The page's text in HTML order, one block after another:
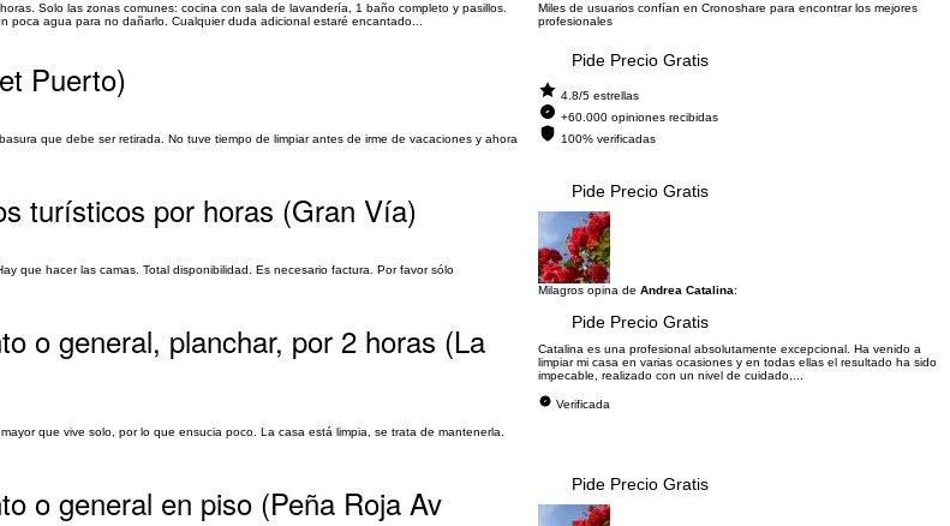
Solo las zonas comunes: cocina con sala de lavandería, 1 baño completo y pasillos.
agua para no dañarlo. Cualquier duda adicional estaré encantado...
Puerto)
que debe ser retirada. No tuve tiempo de limpiar antes de irme de vacaciones y ahora
Pide Precio Gratis
turísticos por horas (Gran Vía)
que hacer las camas. Total disponibilidad. Es necesario factura. Por favor sólo
Pide Precio Gratis
o general, planchar, por 2 horas (La
que vive solo, por lo que ensucia poco. La casa está limpia, se trata de mantenerla.
Pide Precio Gratis
o general en piso (Peña Roja Av Pide Precio Gratis
Miles de usuarios confían en Cronoshare para encontrar los mejores
profesionales
4.8/5 estrellas
+60.000 opiniones recibidas
100% verificadas
Milagros opina de Andrea Catalina:
Catalina es una profesional absolutamente excepcional. Ha venido a
limpiar mi casa en varias ocasiones y en todas ellas el resultado ha sido
impecable, realizado con un nivel de cuidado,...
Verificada